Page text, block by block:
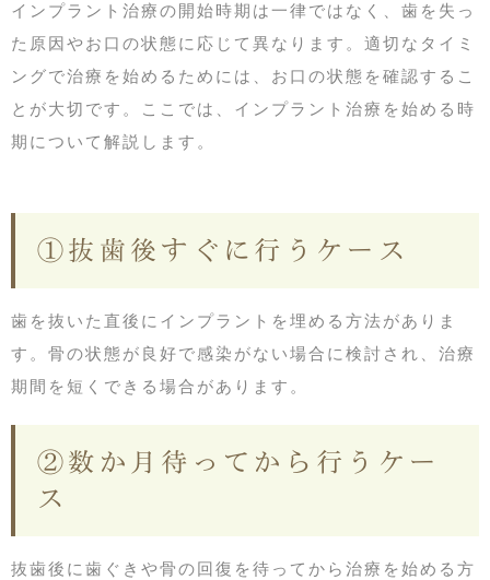
インプラント治療の開始時期は一律ではなく、歯を失っ
た原因やお口の状態に応じて異なります。適切なタイミ
ングで治療を始めるためには、お口の状態を確認するこ
とが大切です。ここでは、インプラント治療を始める時
期について解説します。
①抜歯後すぐに行うケース
歯を抜いた直後にインプラントを埋める方法がありま
す。骨の状態が良好で感染がない場合に検討され、治療
期間を短くできる場合があります。
②数か月待ってから行うケー
ス
抜歯後に歯ぐきや骨の回復を待ってから治療を始める方